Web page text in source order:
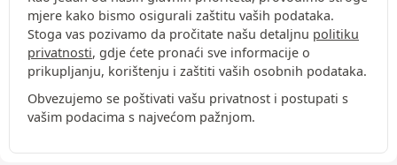
mjere kako bismo osigurali zaštitu vaših podataka.
Stoga vas pozivamo da pročitate našu detaljnu politiku
privatnosti, gdje ćete pronaći sve informacije o
prikupljanju, korištenju i zaštiti vaših osobnih podataka.
Obvezujemo se poštivati vašu privatnost i postupati s
vašim podacima s najvećom pažnjom.